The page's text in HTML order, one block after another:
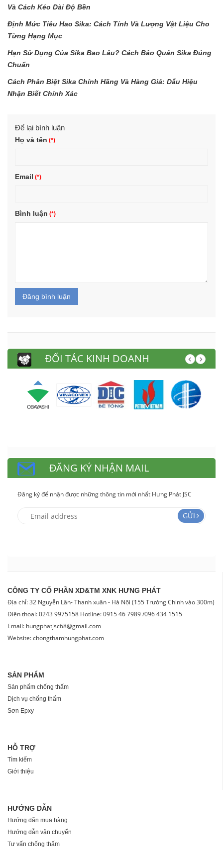
Và Cách Kéo Dài Độ Bền
Định Mức Tiêu Hao Sika: Cách Tính Và Lượng Vật Liệu Cho
Từng Hạng Mục
Hạn Sử Dụng Của Sika Bao Lâu? Cách Bảo Quản Sika Đúng
Chuẩn
Cách Phân Biệt Sika Chính Hãng Và Hàng Giả: Dấu Hiệu
Nhận Biết Chính Xác
Để lại bình luận
Họ và tên
Email
Bình luận
Đăng bình luận
ĐỐI TÁC KINH DOANH
ĐĂNG KÝ NHẬN MAIL
Đăng ký để nhận được những thông tin mới nhất Hưng Phát JSC
GỬI
CÔNG TY CỔ PHẦN XD&TM XNK HƯNG PHÁT
Địa chỉ: 32 Nguyễn Lân- Thanh xuân - Hà Nội (155 Trường Chinh vào 300m)
Điện thoại: 0243 9975158 Hotline: 0915 46 7989 /096 434 1515
Email: hungphatjsc68@gmail.com
Website: chongthamhungphat.com
SẢN PHẨM
Sản phẩm chống thấm
Dịch vụ chống thấm
Sơn Epxy
HỖ TRỢ
Tìm kiếm
Giới thiệu
HƯỚNG DẪN
Hướng dãn mua hàng
Hướng dẫn vận chuyển
Tư vấn chống thấm